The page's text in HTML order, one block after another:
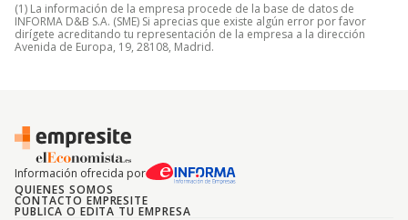
(1) La información de la empresa procede de la base de datos de
INFORMA D&B S.A. (SME) Si aprecias que existe algún error por favor
dirígete acreditando tu representación de la empresa a la dirección
Avenida de Europa, 19, 28108, Madrid.
Información ofrecida por
QUIENES SOMOS
CONTACTO EMPRESITE
PUBLICA O EDITA TU EMPRESA